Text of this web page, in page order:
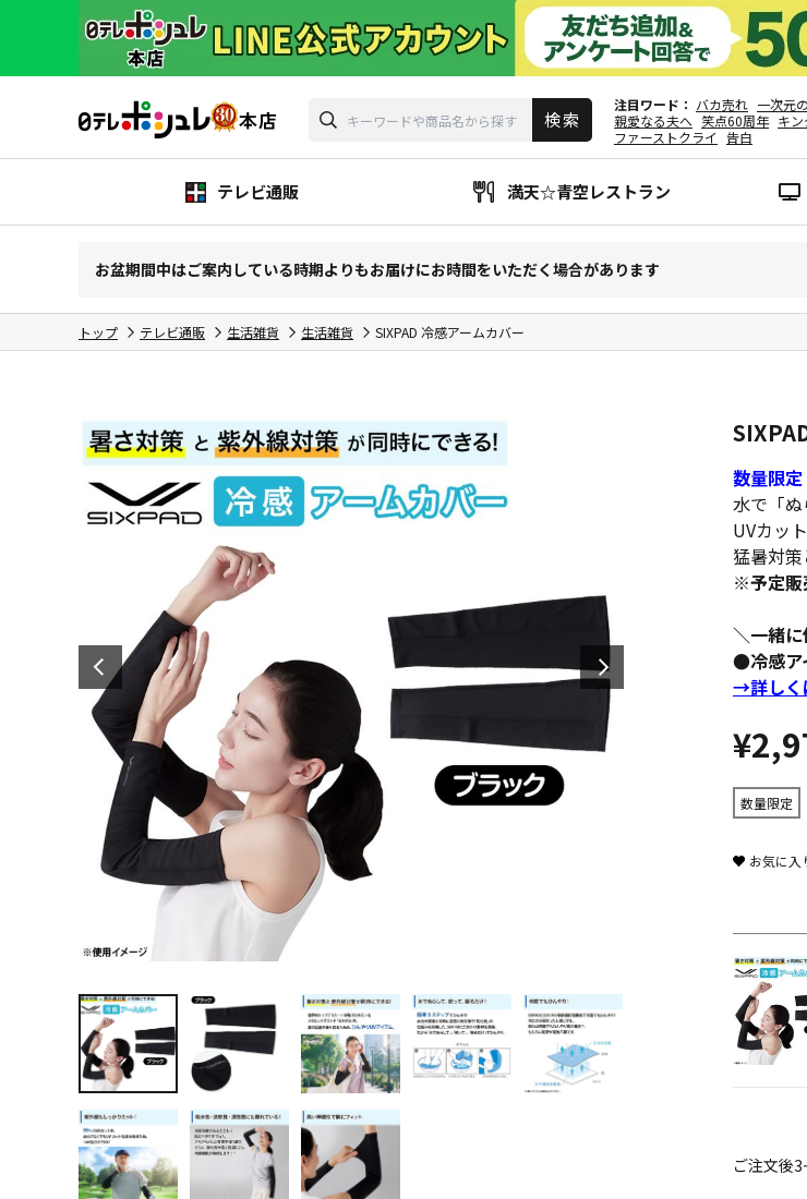
注目ワード バカ売れ 一次元
親愛なる夫へ 笑点60周年 キ
ファーストクライ
告白
テレビ通販 満天☆青空レストラン
お盆期間中はご案内している時期よりもお届けにお時間をいただく場合があります
トップ テレビ通販 生活雑貨 生活雑貨 SIXPAD 冷感アームカバー
数量限定
水で「
UVカッ
猛暑対策
※予定販
＼一緒
●冷感ア
→詳し
数量限定
お気に入
ご注文後